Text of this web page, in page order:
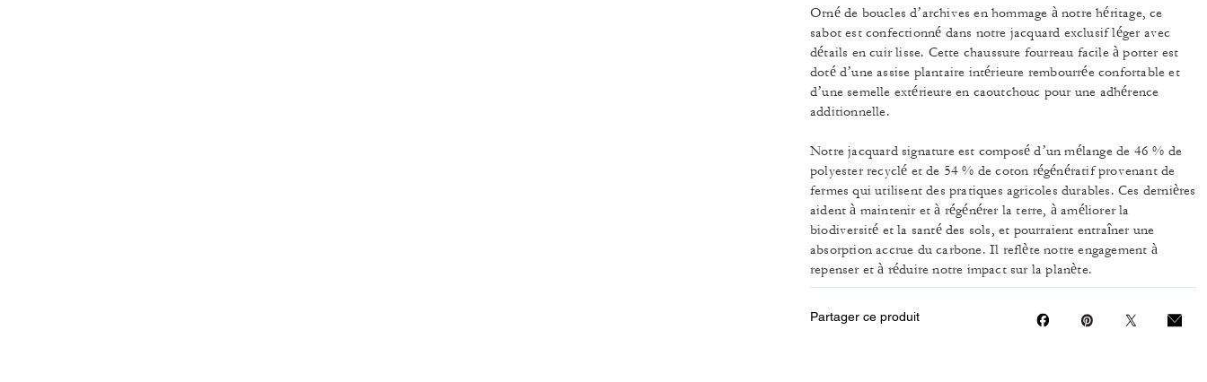
Orné de boucles d’archives en hommage à notre héritage, ce
sabot est confectionné dans notre jacquard exclusif léger avec
détails en cuir lisse. Cette chaussure fourreau facile à porter est
doté d’une assise plantaire intérieure rembourrée confortable et
d’une semelle extérieure en caoutchouc pour une adhérence
additionnelle.
Notre jacquard signature est composé d’un mélange de 46 % de
polyester recyclé et de 54 % de coton régénératif provenant de
fermes qui utilisent des pratiques agricoles durables. Ces dernières
aident à maintenir et à régénérer la terre, à améliorer la
biodiversité et la santé des sols, et pourraient entraîner une
absorption accrue du carbone. Il reflète notre engagement à
repenser et à réduire notre impact sur la planète.
Partager ce produit